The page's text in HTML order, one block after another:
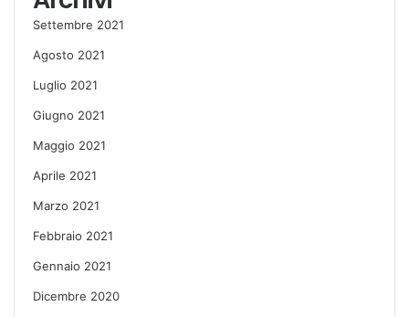
Settembre 2021
Agosto 2021
Luglio 2021
Giugno 2021
Maggio 2021
Aprile 2021
Marzo 2021
Febbraio 2021
Gennaio 2021
Dicembre 2020